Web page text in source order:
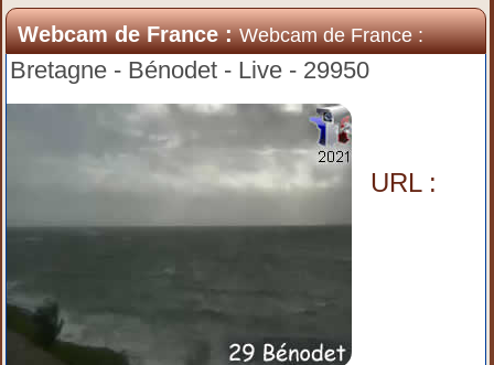
Webcam de France :Webcam de France :
Bénodet
Bretagne - Bénodet - Live - 29950
URL :